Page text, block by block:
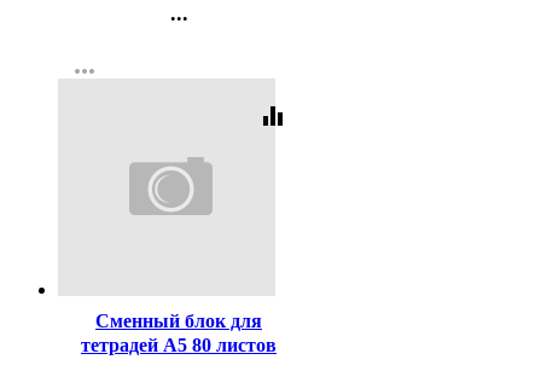
(Ст.5)
...
Регистрация
more_horiz
equalizer
Сменный блок для
тетрадей А5 80 листов